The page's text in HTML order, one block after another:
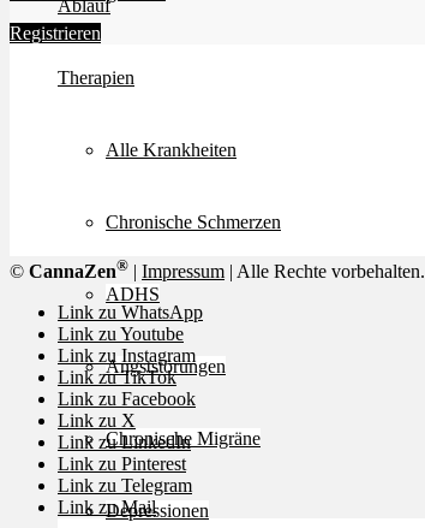
Ablauf
Therapien
Alle Krankheiten
Chronische Schmerzen
ADHS
Angststörungen
Chronische Migräne
Depressionen
Registrieren
© CannaZen® | Impressum | Alle Rechte vorbehalten.
Link zu WhatsApp
Link zu Youtube
Link zu Instagram
Link zu TikTok
Link zu Facebook
Link zu X
Link zu LinkedIn
Link zu Pinterest
Link zu Telegram
Link zu Mail